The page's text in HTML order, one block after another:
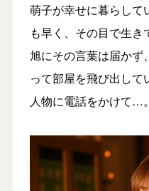
萌子が幸せに暮らして
も早く、その目で生
旭にその言葉は届かず
って部屋を飛び出して
人物に電話をかけて…。